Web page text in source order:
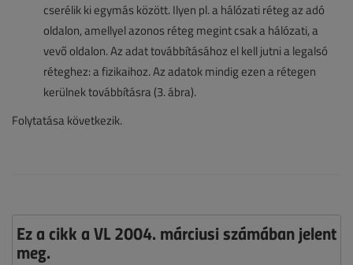
cserélik ki egymás között. Ilyen pl. a hálózati réteg az adó
oldalon, amellyel azonos réteg megint csak a hálózati, a
vevő oldalon. Az adat továbbításához el kell jutni a legalsó
réteghez: a fizikaihoz. Az adatok mindig ezen a rétegen
kerülnek továbbításra (3. ábra).
Folytatása következik.
Ez a cikk a VL 2004. márciusi számában jelent
meg.